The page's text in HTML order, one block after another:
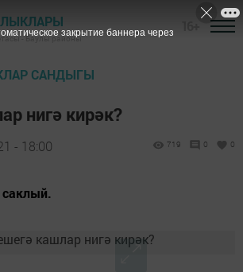
- Баулы районы
САНДЫГЫ
нигә кирәк?
- 18:00 719 0 0
саклый.
закрытие баннера через